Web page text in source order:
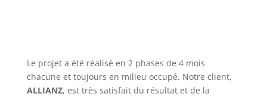
Le projet a été réalisé en 2 phases de 4 mois
chacune et toujours en milieu occupé. Notre client,
ALLIANZ, est très satisfait du résultat et de la